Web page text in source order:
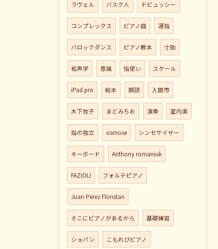
ラヴェル バスク人 ドビュッシー
コンプレックス ピアノ曲 運指
バロックダンス ピアノ教本 寸勁
和声学 意識 指使い スケール
iPad pro 絵本 朗読 入間市
木下牧子 まどみちお 演奏 室内楽
指の独立 osmose シンセサイザー
キーボード Anthony romaniuk
FAZIOLI フォルテピアノ
Juan Perez Floristan
そこにピアノがあるから 基礎練習
ショパン こもれびピアノ